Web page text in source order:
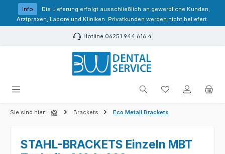
Zum Hauptinhalt springen
Info
Die Lieferung erfolgt ausschließlich an gewerbliche Kunden,
Arztpraxen, Labore und Kliniken. Privatkunden werden nicht beliefert.
Hotline 06251 944 616 4
Du hast 0
Sie sind hier: Brackets Eco Metall Brackets
STAHL-BRACKETS Einzeln MBT